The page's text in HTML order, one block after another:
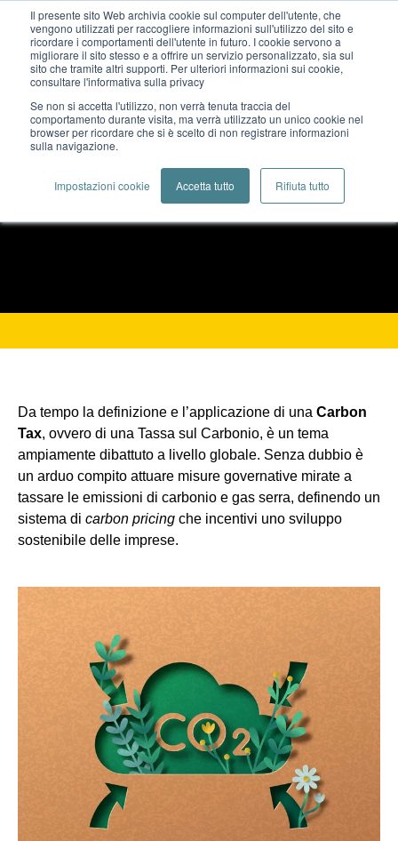
Il presente sito Web archivia cookie sul computer dell'utente, che
vengono utilizzati per raccogliere informazioni sull'utilizzo del sito e
ricordare i comportamenti dell'utente in futuro. I cookie servono a
migliorare il sito stesso e a offrire un servizio personalizzato, sia sul
sito che tramite altri supporti. Per ulteriori informazioni sui cookie,
consultare l'informativa sulla privacy
Se non si accetta l'utilizzo, non verrà tenuta traccia del
comportamento durante visita, ma verrà utilizzato un unico cookie nel
browser per ricordare che si è scelto di non registrare informazioni
sulla navigazione.
Impostazioni cookie Accetta tutto Rifiuta tutto
CARBON TAX: VERSO UN FUTURO
SOSTENIBILE
Carbon Tax: verso un futuro sostenibile
Da tempo la definizione e l’applicazione di una Carbon
Tax, ovvero di una Tassa sul Carbonio, è un tema
ampiamente dibattuto a livello globale. Senza dubbio è
un arduo compito attuare misure governative mirate a
tassare le emissioni di carbonio e gas serra, definendo un
sistema di carbon pricing che incentivi uno sviluppo
sostenibile delle imprese.